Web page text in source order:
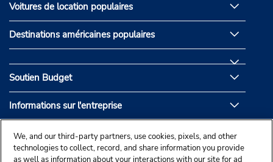
Voitures de location populaires
Destinations américaines populaires
Soutien Budget
Informations sur l'entreprise
Partenaires de Budget
We, and our third-party partners, use cookies, pixels, and other
technologies to collect, record, and share information you provide
as well as information about your interactions with our site for ad